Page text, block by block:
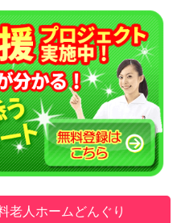
老人ホームどんぐり